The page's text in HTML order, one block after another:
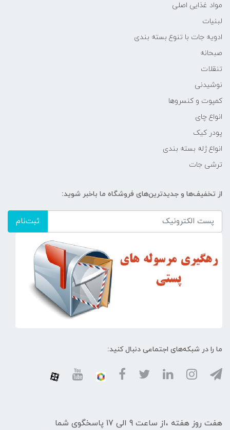
مواد غذایی اصلی
لبنیات
ادویه جات با تنوع بسته بندی
صبحانه
تنقلات
نوشیدنی
کمپوت و کنسروها
انواع چای
پودر کیک
انواع ژله بسته بندی
ترشی جات
از تخفیف‌ها و جدیدترین‌های فروشگاه ما باخبر شوید:
ثبت‌نام
ما را در شبکه‌های اجتماعی دنبال کنید:
هفت روز هفته ،از ساعت 9 الی 17 پاسخگوی شما